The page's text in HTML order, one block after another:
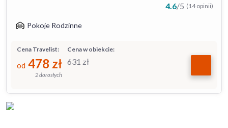
4.6/5 (14 opinii)
Pokoje Rodzinne
Cena w obiekcie:
631 zł
Cena Travelist:
od 478 zł
2 dorosłych